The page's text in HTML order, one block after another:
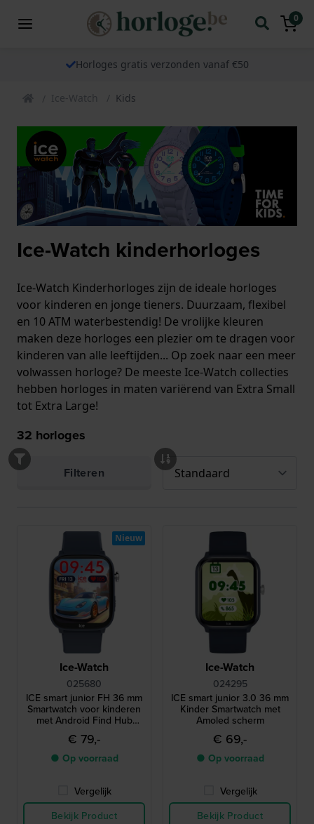
0
Horloges gratis verzonden vanaf €50
Ice-Watch Kids
Ice-Watch kinderhorloges
Ice-Watch Kinderhorloges zijn de ideale horloges
voor kinderen en jonge tieners. Duurzaam, flexibel
en 10 ATM waterbestendig! De vrolijke kleuren
maken deze horloges een plezier om te dragen voor
kinderen van alle leeftijden... Op zoek naar een meer
volwassen horloge? De meeste Ice-Watch collecties
hebben horloges in maten variërend van Extra Small
tot Extra Large!
32 horloges
Filteren
Ice-Watch
025680
ICE smart junior FH 36 mm
Smartwatch voor kinderen
met Android Find Hub
geolocatie functionaliteit
€ 79,-
● Op voorraad
Vergelijk
Bekijk Product
Nieuw
Ice-Watch
024295
ICE smart junior 3.0 36 mm
Kinder Smartwatch met
Amoled scherm
€ 69,-
● Op voorraad
Vergelijk
Bekijk Product